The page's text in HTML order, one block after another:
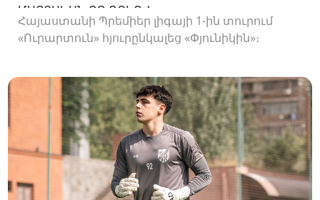
ՄԱՐՏԱԿԱՆ ՈՉ-ՈՔԻՈՎ
Հայաստանի Պրեմիեր լիգայի 1-ին տուրում
«Ուրարտուն» հյուրընկալեց «Փյունիկին»։